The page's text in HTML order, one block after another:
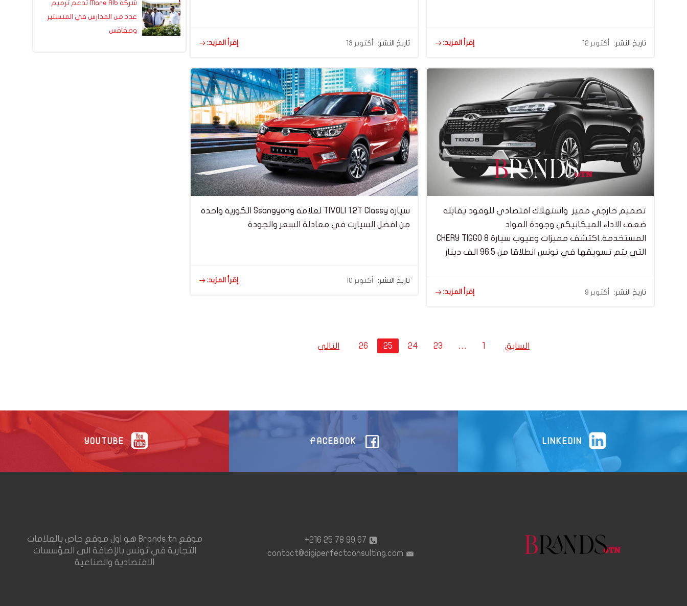
تاريخ النشر: أكتوبر 13 إقرأ المزيد: تاريخ النشر: أكتوبر 12 إقرأ المزيد:
سيارة TIVOLI 1.2T Classy لعلامة Ssangyong الكورية واحدة
من افضل السيارت في معادلة السعر والجودة
تاريخ النشر: أكتوبر 10 إقرأ المزيد:
تصميم خارجي مميز واستهلاك اقتصادي للوقود يقابله
ضعف الاداء الميكانيكي وجودة المواد
المستخدمة..اكتشف مميزات وعيوب سيارة CHERY TIGGO 8
التي يتم تسويقها في تونس انطلاقا من 96.5 الف دينار
تاريخ النشر: أكتوبر 9 إقرأ المزيد:
السابق
Posts
Page
1
…
Page
23
Page
24
Page
25
Page
26
Posts
التالي
شركة Mare Alb تدعم ترميم
عدد من المدارس في المنستير
وصفاقس
LINKEDIN
FACEBOOK
YOUTUBE
67 99 78 25 216+
contact@digiperfectconsulting.com
موقع Brands.tn هو اول موقع خاص بالعلامات
التجارية في تونس بالإضافة الى المؤسسات
الاقتصادية والصناعية